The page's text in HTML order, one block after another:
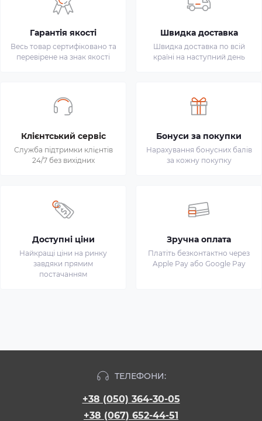
Гарантія якості
Весь товар сертифіковано та
перевірене на знак якості
Швидка доставка
Швидка доставка по всій
країні на наступний день
Клієнтський сервіс
Служба підтримки клієнтів
24/7 без вихідних
Бонуси за покупки
Нарахування бонусних балів
за кожну покупку
Доступні ціни
Найкращі ціни на ринку
завдяки прямим
постачанням
Зручна оплата
Платіть безконтактно через
Apple Pay або Google Pay
ТЕЛЕФОНИ:
+38 (050) 364-30-05
+38 (067) 652-44-51